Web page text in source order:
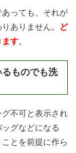
っても、それが
ありません。
ど
ます。
ものでも洗
不可と表示され
グなどになる
とを前提に作ら